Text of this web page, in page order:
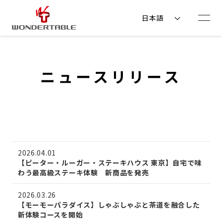
ンツに
進む
日本語
ニュースリリース
2026.04.01
【ピーター・ルーガー・ステーキハウス 東京】自宅で味
わう最高級ステーキ体験 新商品を発売
2026.03.26
【モーモーパラダイス】しゃぶしゃぶと茶道を融合した
新体験コースを開始